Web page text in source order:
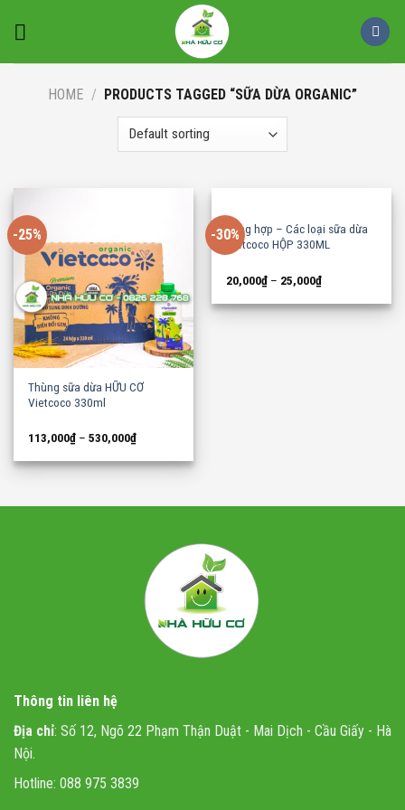
HOME / PRODUCTS TAGGED “SỮA DỪA ORGANIC”
-25%
Thùng sữa dừa HỮU CƠ
Vietcoco 330ml
113,000₫ –530,000₫
-30%Tổng hợp – Các loại sữa dừa
Vietcoco HỘP 330ML
20,000₫ – 25,000₫
Thông tin liên hệ
Địa chỉ: Số 12, Ngõ 22 Phạm Thận Duật - Mai Dịch - Cầu Giấy - Hà
Nội.
Hotline: 088 975 3839